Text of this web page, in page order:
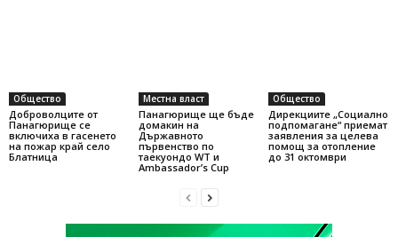
Общество
Доброволците от
Панагюрище се
включиха в гасенето
на пожар край село
Блатница
Местна власт
Панагюрище ще бъде
домакин на
Държавното
първенство по
таекуондо WT и
Ambassador’s Cup
Общество
Дирекциите „Социално
подпомагане“ приемат
заявления за целева
помощ за отопление
до 31 октомври